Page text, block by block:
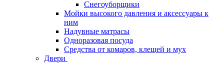
Снегоуборщики
Мойки высокого давления и аксессуары к
ним
Надувные матрасы
Одноразовая посуда
Средства от комаров, клещей и мух
Двери